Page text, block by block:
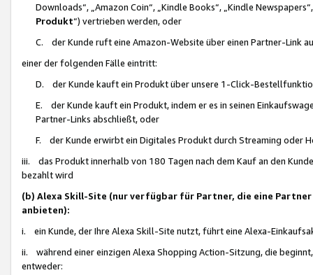
Downloads“, „Amazon Coin“, „Kindle Books“, „Kindle
Produkt“) vertrieben werden, oder
C. der Kunde ruft eine Amazon-Website über einen Partner-Link
einer der folgenden Fälle eintritt:
D. der Kunde kauft ein Produkt über unsere 1-Click-
E. der Kunde kauft ein Produkt, indem er es in seinen
Partner-Links abschließt, oder
F. der Kunde erwirbt ein Digitales Produkt durch Streaming oder
iii. das Produkt innerhalb von 180 Tagen nach dem Kauf an den
bezahlt wird
(b) Alexa Skill-Site (nur verfügbar für Partner, die eine
anbieten):
i. ein Kunde, der Ihre Alexa Skill-Site nutzt, führt eine Alexa-
ii. während einer einzigen Alexa Shopping Action-Sitzung, die
entweder: